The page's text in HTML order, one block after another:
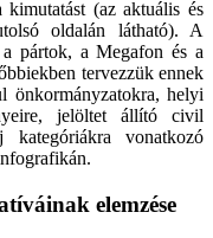
kimutatást (az aktuális és
oldalán látható). A
pártok, a Megafon és a
tervezzük ennek
önkormányzatokra, helyi
jelöltet állító civil
vonatkozó
elemzése